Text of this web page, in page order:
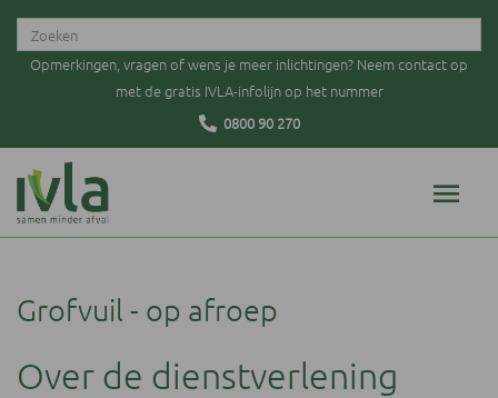
Opmerkingen, vragen of wens je meer inlichtingen? Neem contact op
met de gratis IVLA-infolijn op het nummer
0800 90 270
Grofvuil - op afroep
Over de dienstverlening